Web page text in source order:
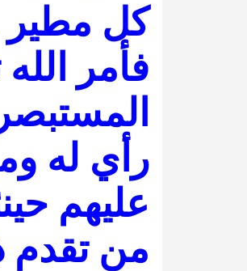
كل مطير
فأمر
رأي له
عليهم
من تقدم